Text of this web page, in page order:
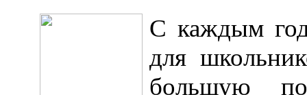
С каждым
для
большую